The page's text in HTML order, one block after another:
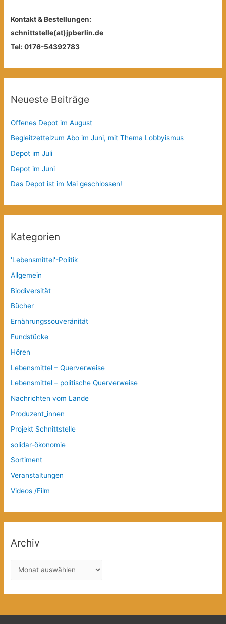
Kontakt & Bestellungen:
schnittstelle(at)jpberlin.de
Tel: 0176-54392783
Neueste Beiträge
Offenes Depot im August
Begleitzettelzum Abo im Juni, mit Thema Lobbyismus
Depot im Juli
Depot im Juni
Das Depot ist im Mai geschlossen!
Kategorien
'Lebensmittel'-Politik
Allgemein
Biodiversität
Bücher
Ernährungssouveränität
Fundstücke
Hören
Lebensmittel – Querverweise
Lebensmittel – politische Querverweise
Nachrichten vom Lande
Produzent_innen
Projekt Schnittstelle
solidar-ökonomie
Sortiment
Veranstaltungen
Videos /Film
Archiv
c